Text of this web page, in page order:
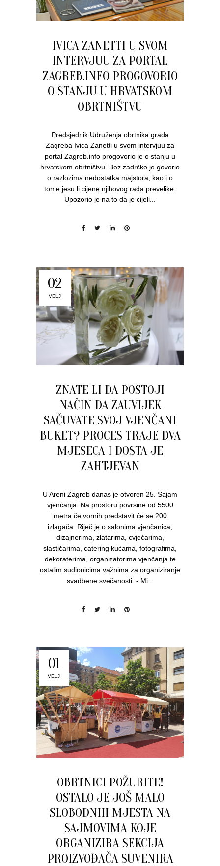
IVICA ZANETTI U SVOM
INTERVJUU ZA PORTAL
ZAGREB.INFO PROGOVORIO
O STANJU U HRVATSKOM
OBRTNIŠTVU
Predsjednik Udruženja obrtnika grada
Zagreba Ivica Zanetti u svom intervjuu za
portal Zagreb.info progovorio je o stanju u
hrvatskom obrtništvu. Bez zadrške je govorio
o razlozima nedostatka majstora, kao i o
tome jesu li cijene njihovog rada prevelike.
Upozorio je na to da je cijeli...
02
VELJ
ZNATE LI DA POSTOJI
NAČIN DA ZAUVIJEK
SAČUVATE SVOJ VJENČANI
BUKET? PROCES TRAJE DVA
MJESECA I DOSTA JE
ZAHTJEVAN
U Areni Zagreb danas je otvoren 25. Sajam
vjenčanja. Na prostoru površine od 5500
metra četvornih predstavit će se 200
izlagača. Riječ je o salonima vjenčanica,
dizajnerima, zlatarima, cvjećarima,
slastičarima, catering kućama, fotografima,
dekoraterima, organizatorima vjenčanja te
ostalim sudionicima važnima za organiziranje
svadbene svečanosti. - Mi...
01
VELJ
OBRTNICI POŽURITE!
OSTALO JE JOŠ MALO
SLOBODNIH MJESTA NA
SAJMOVIMA KOJE
ORGANIZIRA SEKCIJA
PROIZVOĐAČA SUVENIRA